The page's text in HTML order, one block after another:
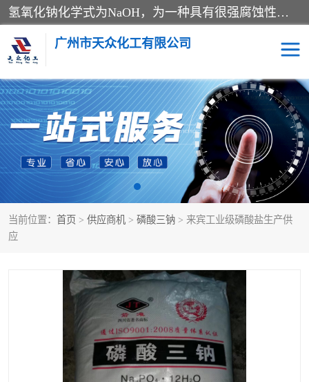
氢氧化钠化学式为NaOH，为一种具有很强腐蚀性的强碱，一般为片状或颗粒形态，易溶于水(溶于水时放热)并形成碱性溶液，另有潮解性，易吸取空气中的水蒸气(潮解)和(变质)。NaOH是化学实验室其中一种必备的化学品，亦为常见的化工品之一。纯品是无色透明的晶体。密度2.130g/cm3。熔点318.4℃。沸点1390℃。工业品含有少量的氯化和碳酸，是白色不透明的晶体。
广州市天众化工有限公司
当前位置： 首页 > 供应商机 > 磷酸三钠 > 来宾工业级磷酸盐生产供
应
亚硝酸钠 氢氧化钠
纯碱 硫代硫酸钠
草酸 醋酸钠
聚合氯化铝 焦磷酸二氢二钠
一水葡萄糖
一水柠檬酸
葡萄糖酸钠